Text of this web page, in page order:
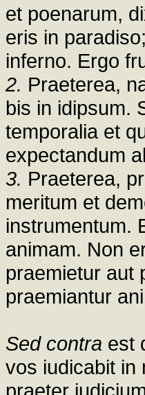
et poenarum,
eris in
inferno. Ergo
2. Praeterea,
bis in idipsum.
temporalia et
expectandum
3. Praeterea,
meritum et
instrumentum.
animam. Non
praemietur aut
praemiantur
Sed contra est
vos iudicabit in
praeter